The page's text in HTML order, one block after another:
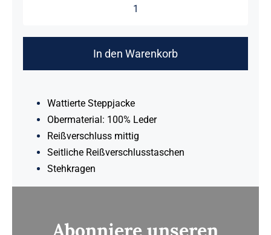
FILBO
In den Warenkorb
Wattierte Steppjacke
Obermaterial: 100% Leder
Reißverschluss mittig
Seitliche Reißverschlusstaschen
Stehkragen
Abonniere unseren